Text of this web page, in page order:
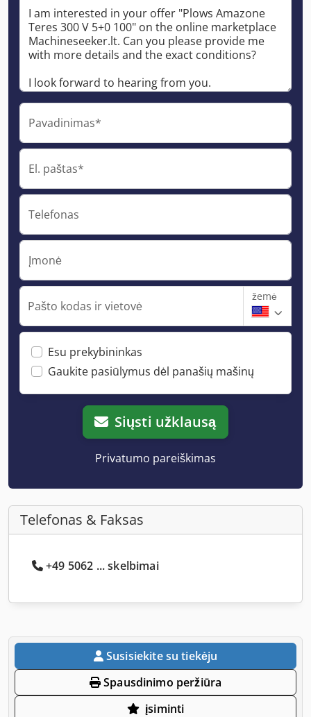
Pavadinimas*
El. paštas*
Telefonas
Įmonė
Pašto kodas ir vietovė
žemė
Esu prekybininkas
Gaukite pasiūlymus dėl panašių mašinų
Siųsti užklausą
Privatumo pareiškimas
Telefonas & Faksas
+49 5062 ... skelbimai
Susisiekite su tiekėju
Spausdinimo peržiūra
įsiminti